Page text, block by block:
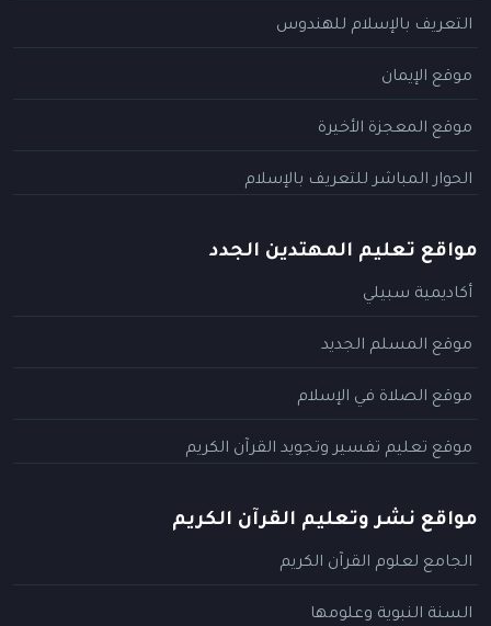
التعريف بالإسلام للهندوس
موقع الإيمان
موقع المعجزة الأخيرة
الحوار المباشر للتعريف بالإسلام
مواقع تعليم المهتدين الجدد
أكاديمية سبيلي
موقع المسلم الجديد
موقع الصلاة في الإسلام
موقع تعليم تفسير وتجويد القرآن الكريم
مواقع نشر وتعليم القرآن الكريم
الجامع لعلوم القرآن الكريم
السنة النبوية وعلومها